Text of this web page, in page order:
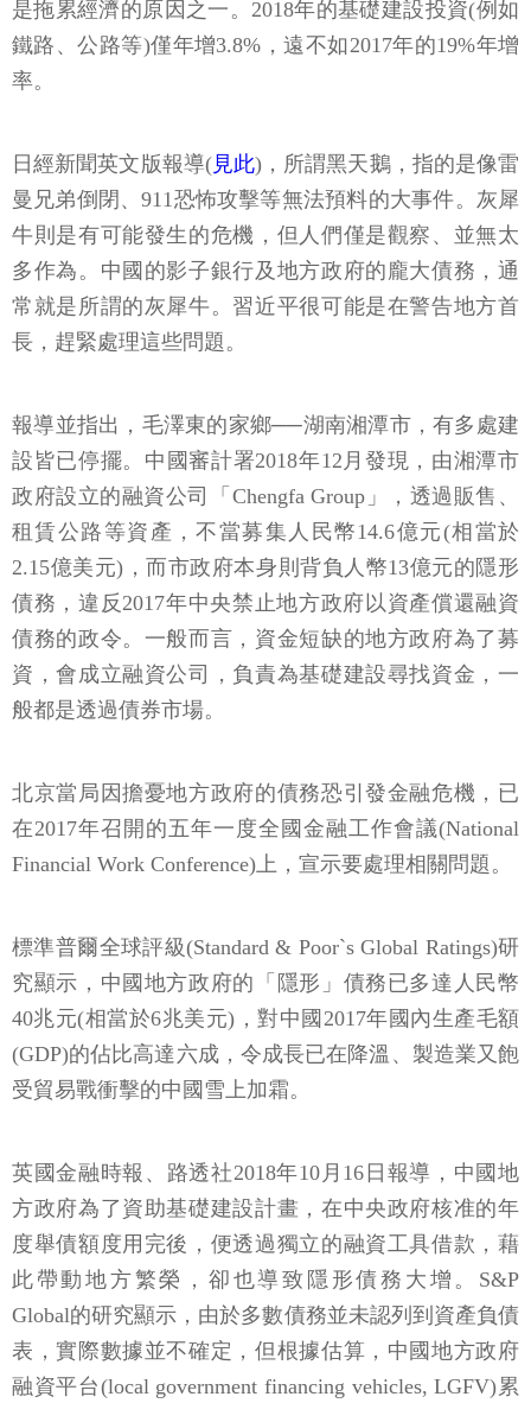
是拖累經濟的原因之一。2018年的基礎建設投資(例如
鐵路、公路等)僅年增3.8%，遠不如2017年的19%年增
率。
日經新聞英文版報導(見此) ，所謂黑天鵝，指的是像雷
曼兄弟倒閉、911恐怖攻擊等無法預料的大事件。灰犀
牛則是有可能發生的危機，但人們僅是觀察、並無太
多作為。中國的影子銀行及地方政府的龐大債務，通
常就是所謂的灰犀牛。習近平很可能是在警告地方首
長，趕緊處理這些問題。
報導並指出，毛澤東的家鄉──湖南湘潭市，有多處建
設皆已停擺。中國審計署2018年12月發現，由湘潭市
政府設立的融資公司「Chengfa Group」，透過販售、
租賃公路等資產，不當募集人民幣14.6億元(相當於
2.15億美元)，而市政府本身則背負人幣13億元的隱形
債務，違反2017年中央禁止地方政府以資產償還融資
債務的政令。一般而言，資金短缺的地方政府為了募
資，會成立融資公司，負責為基礎建設尋找資金，一
般都是透過債券市場。
北京當局因擔憂地方政府的債務恐引發金融危機，已
在2017年召開的五年一度全國金融工作會議(National
Financial Work Conference)上，宣示要處理相關問題。
標準普爾全球評級(Standard & Poor`s Global Ratings)研
究顯示，中國地方政府的「隱形」債務已多達人民幣
40兆元(相當於6兆美元)，對中國2017年國內生產毛額
(GDP)的佔比高達六成，令成長已在降溫、製造業又飽
受貿易戰衝擊的中國雪上加霜。
英國金融時報、路透社2018年10月16日報導，中國地
方政府為了資助基礎建設計畫，在中央政府核准的年
度舉債額度用完後，便透過獨立的融資工具借款，藉
此帶動地方繁榮，卻也導致隱形債務大增。S&P
Global的研究顯示，由於多數債務並未認列到資產負債
表，實際數據並不確定，但根據估算，中國地方政府
融資平台(local government financing vehicles, LGFV)累